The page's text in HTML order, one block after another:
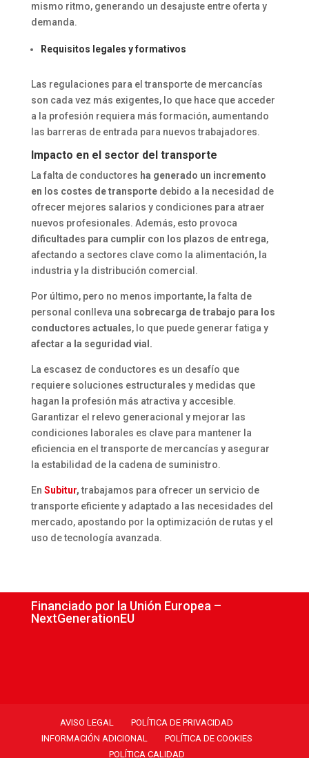
mismo ritmo, generando un desajuste entre oferta y
demanda.
Requisitos legales y formativos
Las regulaciones para el transporte de mercancías
son cada vez más exigentes, lo que hace que acceder
a la profesión requiera más formación, aumentando
las barreras de entrada para nuevos trabajadores.
Impacto en el sector del transporte
La falta de conductores ha generado un incremento
en los costes de transportedebido a la necesidad de
ofrecer mejores salarios y condiciones para atraer
nuevos profesionales. Además, esto provoca
dificultades para cumplir con los plazos de entrega,
afectando a sectores clave como la alimentación, la
industria y la distribución comercial.
Por último, pero no menos importante, la falta de
personal conlleva una sobrecarga de trabajo para los
conductores actuales, lo que puede generar fatiga y
afectar a la seguridad vial.
La escasez de conductores es un desafío que
requiere soluciones estructurales y medidas que
hagan la profesión más atractiva y accesible.
Garantizar el relevo generacional y mejorar las
condiciones laborales es clave para mantener la
eficiencia en el transporte de mercancías y asegurar
la estabilidad de la cadena de suministro.
En Subitur,trabajamos para ofrecer un servicio de
transporte eficiente y adaptado a las necesidades del
mercado, apostando por la optimización de rutas y el
uso de tecnología avanzada.
Financiado por la Unión Europea –
NextGenerationEU
AVISO LEGAL
POLÍTICA DE PRIVACIDAD
INFORMACIÓN ADICIONAL
POLÍTICA DE COOKIES
POLÍTICA CALIDAD